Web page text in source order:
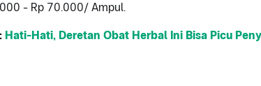
- Rp 70.000/ Ampul.
Hati-Hati, Deretan Obat Herbal Ini Bisa Picu